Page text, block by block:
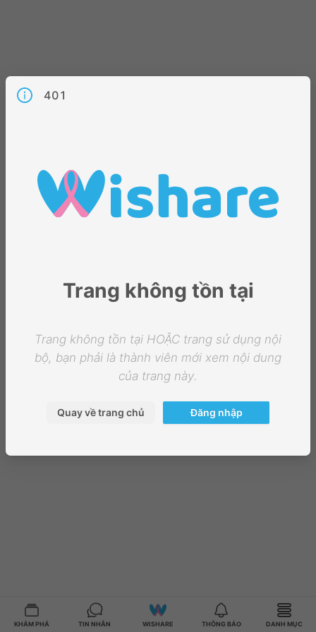
KHÁM PHÁ TIN NHẮN WISHARE THÔNG BÁO DANH MỤC
401
Trang không tồn tại
Trang không tồn tại HOẶC trang sử dụng nội
bộ, bạn phải là thành viên mới xem nội dung
của trang này.
Quay về trang chủ Đăng nhập